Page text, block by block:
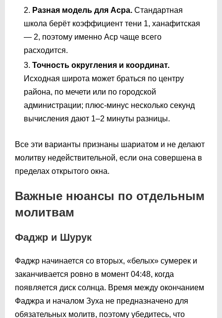
Разная модель для Асра. Стандартная
школа берёт коэффициент тени 1, ханафитская
— 2, поэтому именно Аср чаще всего
расходится.
Точность округления и координат.
Исходная широта может браться по центру
района, по мечети или по городской
администрации; плюс-минус несколько секунд
вычисления дают 1–2 минуты разницы.
Все эти варианты признаны шариатом и не делают
молитву недействительной, если она совершена в
пределах открытого окна.
Важные нюансы по отдельным
молитвам
Фаджр и Шурук
Фаджр начинается со вторых, «белых» сумерек и
заканчивается ровно в момент 04:48, когда
появляется диск солнца. Время между окончанием
Фаджра и началом Зуха не предназначено для
обязательных молитв, поэтому убедитесь, что